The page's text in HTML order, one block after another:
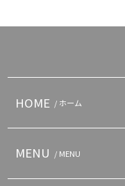
HOME / ホーム
MENU / MENU